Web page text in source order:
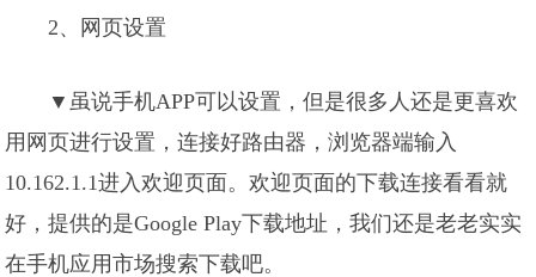
2、网页设置
▼虽说手机APP可以设置，但是很多人还是更喜欢
用网页进行设置，连接好路由器，浏览器端输入
10.162.1.1进入欢迎页面。欢迎页面的下载连接看看就
好，提供的是Google Play下载地址，我们还是老老实实
在手机应用市场搜索下载吧。